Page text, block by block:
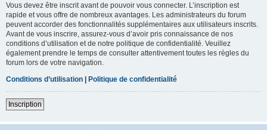
Vous devez être inscrit avant de pouvoir vous connecter. L’inscription est
rapide et vous offre de nombreux avantages. Les administrateurs du forum
peuvent accorder des fonctionnalités supplémentaires aux utilisateurs inscrits.
Avant de vous inscrire, assurez-vous d’avoir pris connaissance de nos
conditions d’utilisation et de notre politique de confidentialité. Veuillez
également prendre le temps de consulter attentivement toutes les règles du
forum lors de votre navigation.
Conditions d’utilisation | Politique de confidentialité
Inscription